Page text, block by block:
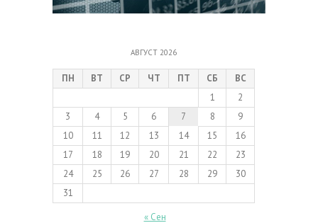
АВГУСТ 2026
ПН ВТ СР ЧТ ПТ СБ
ВС
1
2
3
4 5 6 7 8
9
10
11 12 13 14 15
16
17
18 19 20 21 22
23
24
25 26 27 28 29
30
31
« Сен